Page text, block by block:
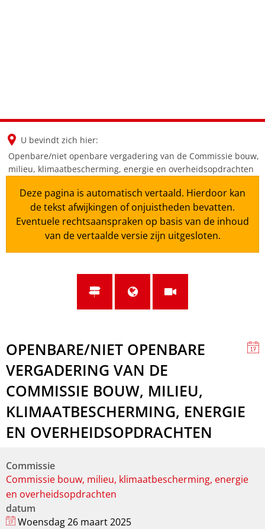
U bevindt zich hier:
Openbare/niet openbare vergadering van de Commissie bouw,
milieu, klimaatbescherming, energie en overheidsopdrachten
Deze pagina is automatisch vertaald. Hierdoor kan
de tekst afwijkingen of onjuistheden bevatten.
Eventuele rechtsaanspraken op basis van de inhoud
van de vertaalde versie zijn uitgesloten.
OPENBARE/NIET OPENBARE
VERGADERING VAN DE
COMMISSIE BOUW, MILIEU,
KLIMAATBESCHERMING, ENERGIE
EN OVERHEIDSOPDRACHTEN
Commissie
Commissie bouw, milieu, klimaatbescherming, energie
en overheidsopdrachten
datum
Woensdag 26 maart 2025